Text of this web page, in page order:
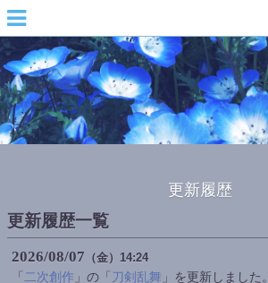
更新履歴
更新履歴一覧
2026 08 07 （金） 14:24
「 二次創作 」の「 刀剣乱舞 」を更新しました。